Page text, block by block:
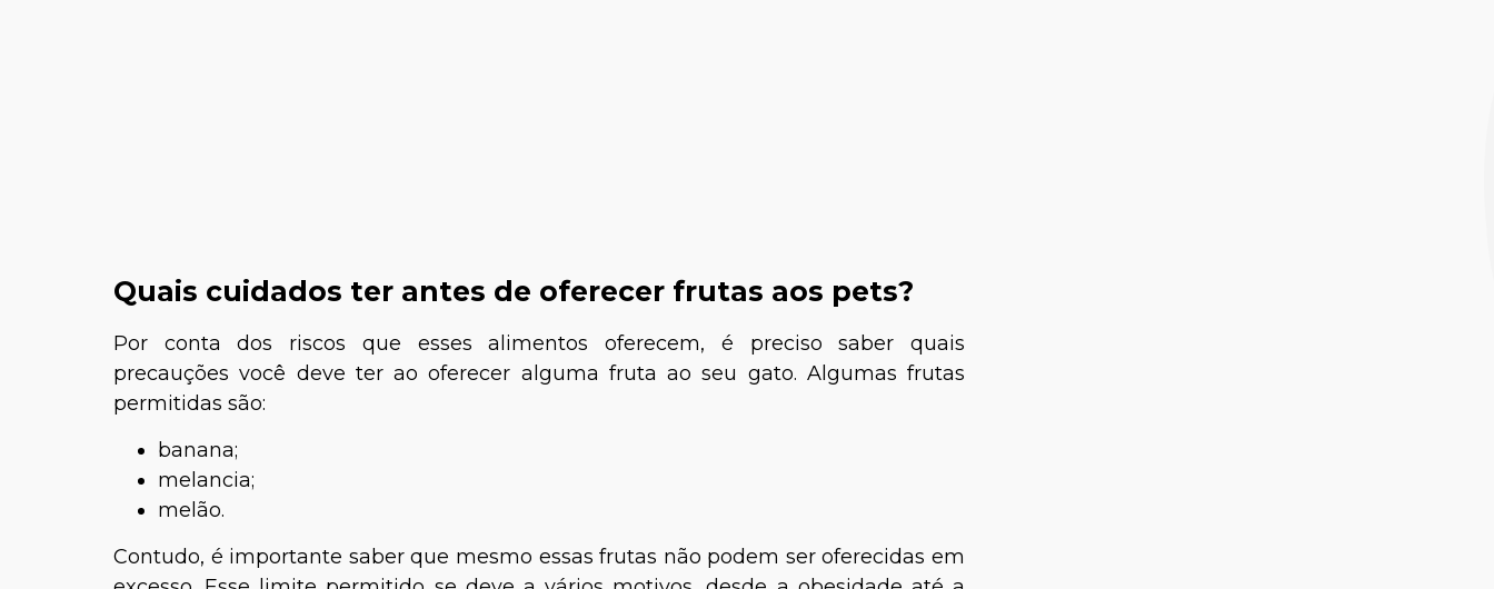
Quais cuidados ter antes de oferecer frutas aos pets?
Por conta dos riscos que esses alimentos oferecem, é preciso saber quais
precauções você deve ter ao oferecer alguma fruta ao seu gato. Algumas frutas
permitidas são:
banana;
melancia;
melão.
Contudo, é importante saber que mesmo essas frutas não podem ser oferecidas em